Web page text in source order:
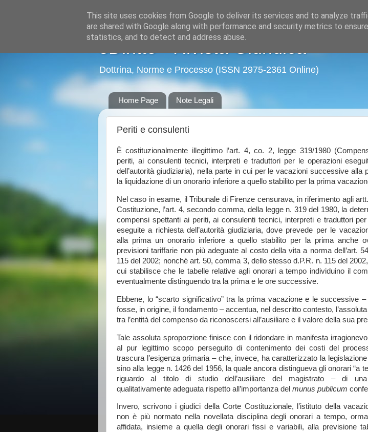
eDiritto - Rivista Giuridica
Dottrina, Norme e Processo (ISSN 2975-2361 Online)
Home Page Note Legali
Periti e consulenti
È costituzionalmente illegittimo l’art. 4, co. 2, legge 319/1980
periti, ai consulenti tecnici, interpreti e traduttori per le operazioni
dell’autorità giudiziaria), nella parte in cui per le vacazioni successive alla
la liquidazione di un onorario inferiore a quello stabilito per la prima
Nel caso in esame, il Tribunale di Firenze censurava, in riferimento agli
Costituzione, l’art. 4, secondo comma, della legge n. 319 del 1980, la
compensi spettanti ai periti, ai consulenti tecnici, interpreti e traduttori
eseguite a richiesta dell’autorità giudiziaria, dove prevede per le
alla prima un onorario inferiore a quello stabilito per la prima anche
previsioni tariffarie non più adeguate al costo della vita a norma dell’art.
115 del 2002; nonché art. 50, comma 3, dello stesso d.P.R. n. 115 del
cui stabilisce che le tabelle relative agli onorari a tempo individuino il
eventualmente distinguendo tra la prima e le ore successive.
Ebbene, lo “scarto significativo” tra la prima vacazione e le successive
fosse, in origine, il fondamento – accentua, nel descritto contesto,
tra l’entità del compenso da riconoscersi all’ausiliare e il valore della sua
Tale assoluta sproporzione finisce con il ridondare in manifesta
al pur legittimo scopo perseguito di contenimento dei costi del
trascura l’esigenza primaria – che, invece, ha caratterizzato la
sino alla legge n. 1426 del 1956, la quale ancora distingueva gli onorari “a
riguardo al titolo di studio dell’ausiliare del magistrato – di una
qualitativamente adeguata rispetto all’importanza del munus publicum
Invero, scrivono i giudici della Corte Costituzionale, l’istituto della
non è più normato nella novellata disciplina degli onorari a tempo,
affidata, insieme a quella degli onorari fissi e variabili, alla previsione
This site uses cookies from Google to deliver its services and to analyze
are shared with Google along with performance and security metrics to
statistics, and to detect and address abuse.